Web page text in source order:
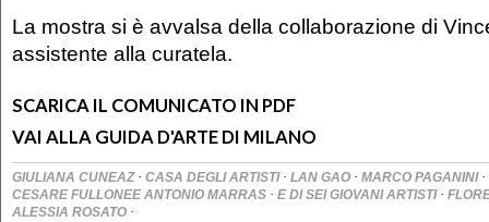
La mostra si è avvalsa della collaborazione di
assistente alla curatela.
SCARICA IL COMUNICATO IN PDF
VAI ALLA GUIDA D'ARTE DI MILANO
GIULIANA CUNEAZ · CASA DEGLI ARTISTI · LAN GAO · MARCO PAGANINI ·
CESARE FULLONEE ANTONIO MARRAS · E DI SEI GIOVANI ARTISTI ·
ALESSIA ROSATO ·